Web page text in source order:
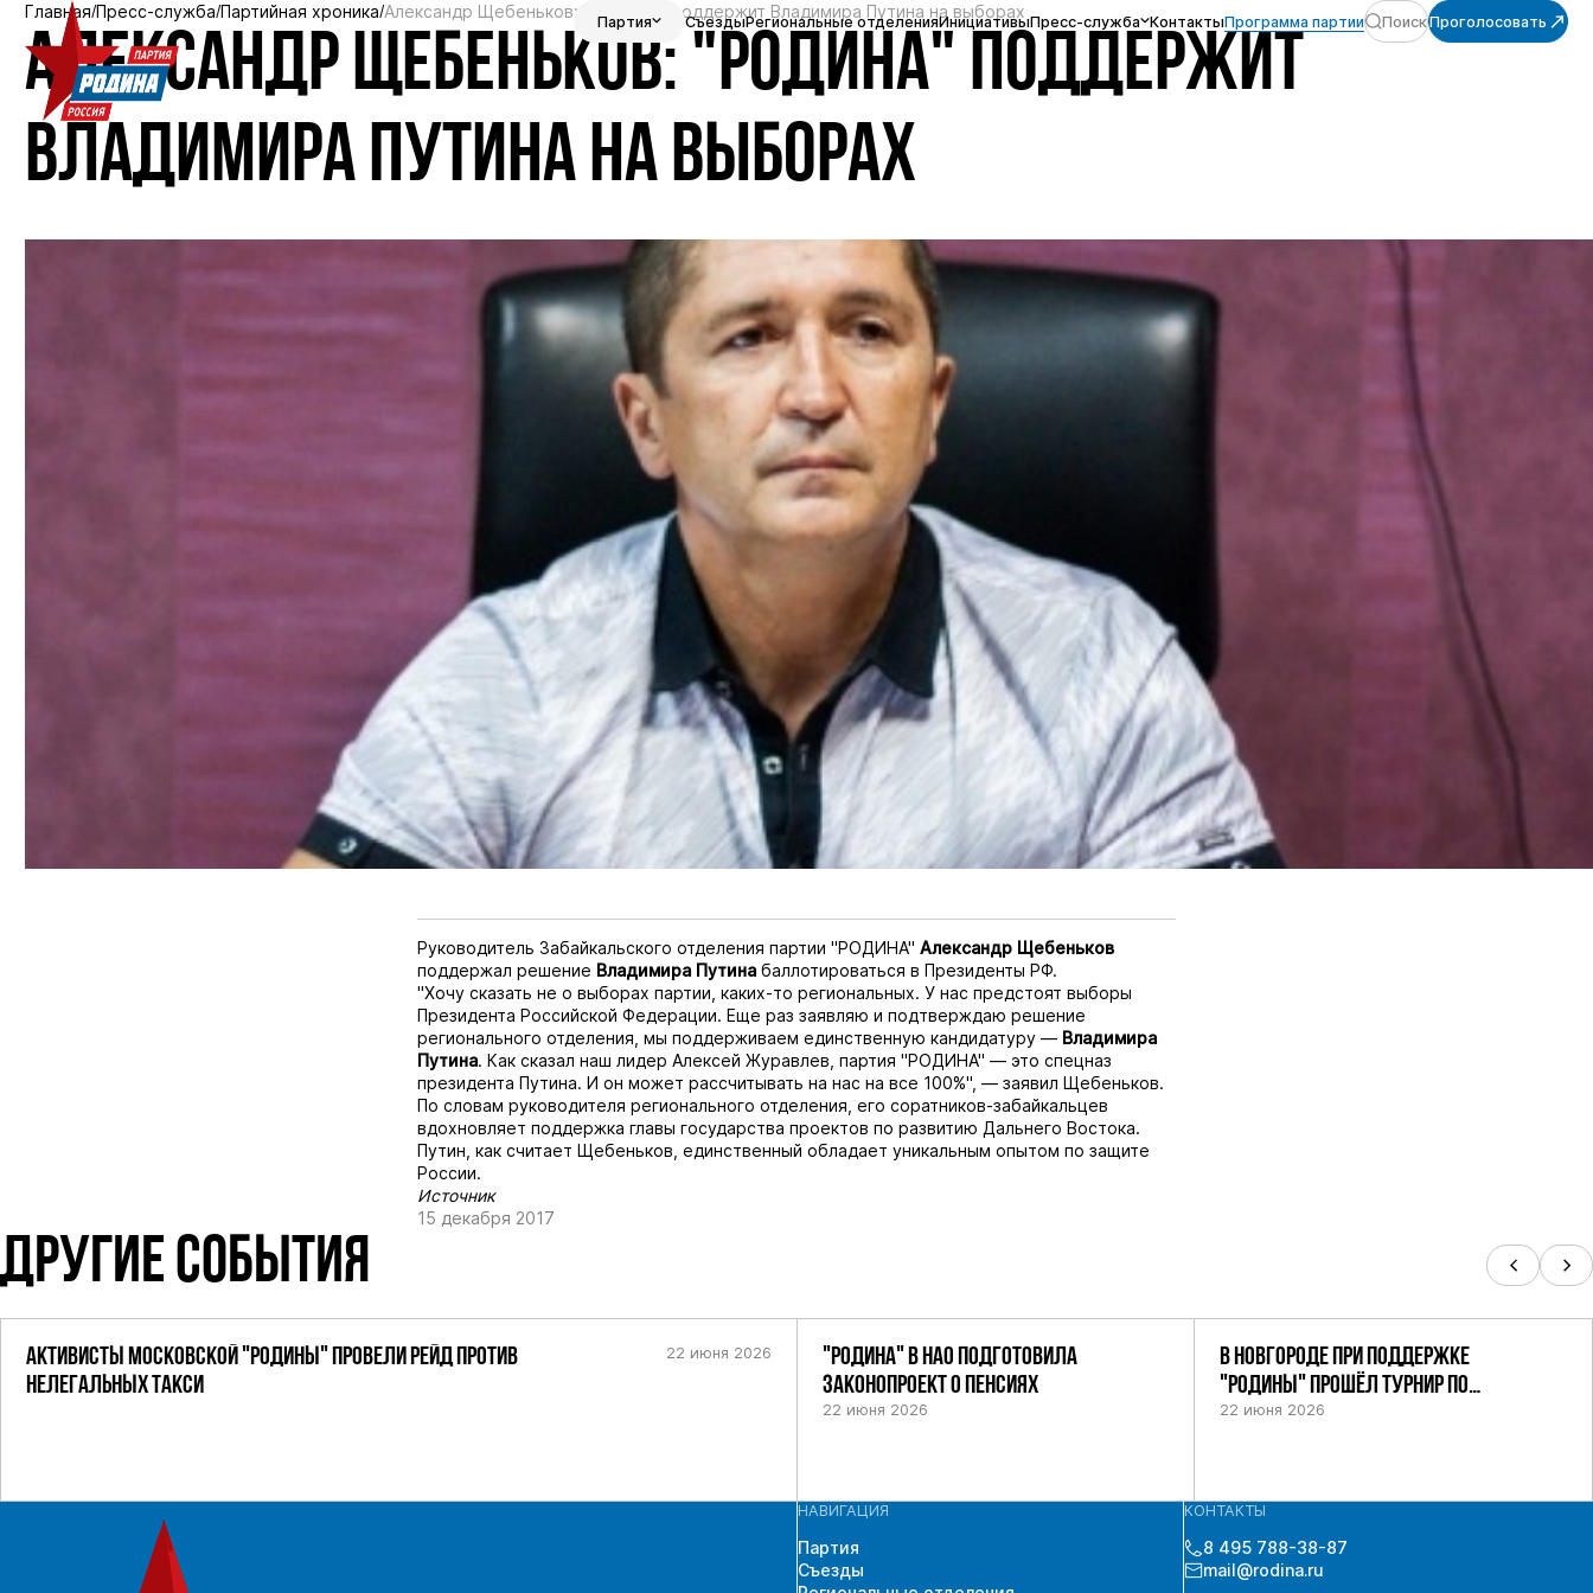
Партия СъездыРегиональные отделенияИнициативыПресс-служба КонтактыПрограмма партии ПоискПроголосовать
Главная Пресс-служба Партийная хроника Александр Щебеньков: "РОДИНА" поддержит Владимира Путина на выборах
АЛЕКСАНДР ЩЕБЕНЬКОВ: "РОДИНА" ПОДДЕРЖИТ
ВЛАДИМИРА ПУТИНА НА ВЫБОРАХ
Руководитель Забайкальского отделения партии "РОДИНА" Александр Щебеньков
поддержал решение Владимира Путинабаллотироваться в Президенты РФ.
"Хочу сказать не о выборах партии, каких-то региональных. У нас предстоят выборы
Президента Российской Федерации. Еще раз заявляю и подтверждаю решение
регионального отделения, мы поддерживаем единственную кандидатуру — Владимира
Путина. Как сказал наш лидер Алексей Журавлев, партия "РОДИНА" — это спецназ
президента Путина. И он может рассчитывать на нас на все 100%", — заявил Щебеньков.
По словам руководителя регионального отделения, его соратников-забайкальцев
вдохновляет поддержка главы государства проектов по развитию Дальнего Востока.
Путин, как считает Щебеньков, единственный обладает уникальным опытом по защите
России.
Источник
15 декабря 2017
ДРУГИЕ СОБЫТИЯ
АКТИВИСТЫ МОСКОВСКОЙ "РОДИНЫ" ПРОВЕЛИ РЕЙД ПРОТИВ
НЕЛЕГАЛЬНЫХ ТАКСИ
22 июня 2026
"РОДИНА" В НАО ПОДГОТОВИЛА
ЗАКОНОПРОЕКТ О ПЕНСИЯХ
22 июня 2026
В НОВГОРОДЕ ПРИ ПОДДЕРЖКЕ
"РОДИНЫ" ПРОШЁЛ ТУРНИР ПО
ШАХМАТАМ СРЕДИ СИЛОВИКОВ
22 июня 2026
НАВИГАЦИЯ
Партия
Съезды
КОНТАКТЫ
8 495 788-38-87
mail@rodina.ru